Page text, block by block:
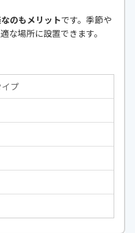
のもメリットです。季節や
な場所に設置できます。
プ